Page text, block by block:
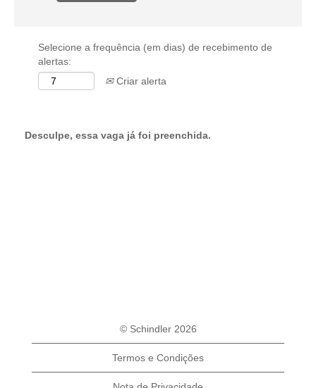
Selecione a frequência (em dias) de recebimento de
alertas:
Criar alerta
Desculpe, essa vaga já foi preenchida.
© Schindler 2026
Termos e Condições